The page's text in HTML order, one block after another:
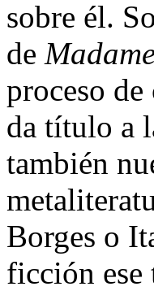
sobre él.
de
proceso
da título a
también
Borges o
ficción ese